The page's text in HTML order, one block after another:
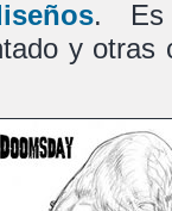
. Es
y otras